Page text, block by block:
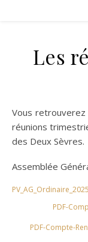
Les
Vous retrouverez ci-dessous la liste de compte rendu des
réunions
des Deux Sèvres.
Assemblée
PDF-
PDF-Compte-